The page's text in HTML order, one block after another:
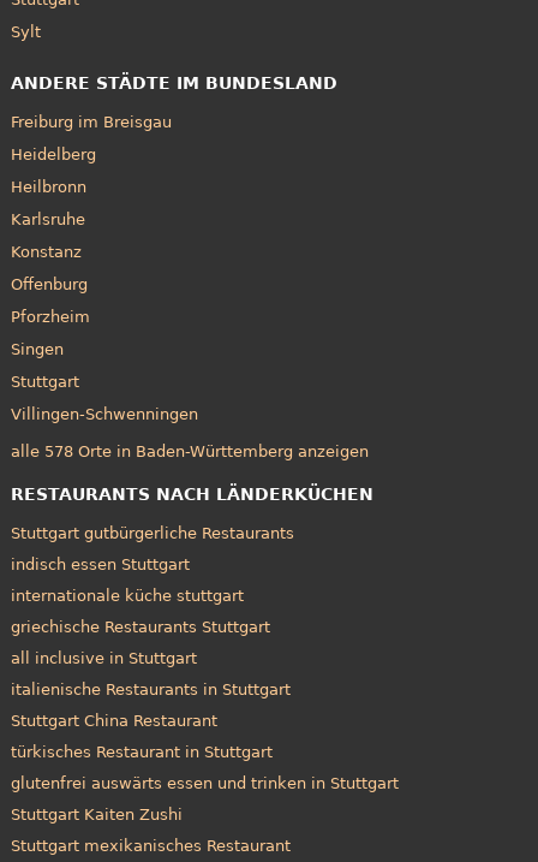
Sylt
ANDERE STÄDTE IM BUNDESLAND
Freiburg im Breisgau
Heidelberg
Heilbronn
Karlsruhe
Konstanz
Offenburg
Pforzheim
Singen
Stuttgart
Villingen-Schwenningen
alle 578 Orte in Baden-Württemberg anzeigen
RESTAURANTS NACH LÄNDERKÜCHEN
Stuttgart gutbürgerliche Restaurants
indisch essen Stuttgart
internationale küche stuttgart
griechische Restaurants Stuttgart
all inclusive in Stuttgart
italienische Restaurants in Stuttgart
Stuttgart China Restaurant
türkisches Restaurant in Stuttgart
glutenfrei auswärts essen und trinken in Stuttgart
Stuttgart Kaiten Zushi
Stuttgart mexikanisches Restaurant